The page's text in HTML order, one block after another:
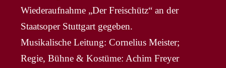
Wiederaufnahme „Der Freischütz“ an der
Staatsoper Stuttgart gegeben.
Musikalische Leitung: Cornelius Meister;
Regie, Bühne & Kostüme: Achim Freyer